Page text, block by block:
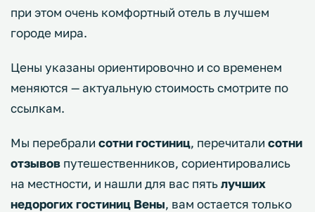
при этом очень комфортный отель в лучшем
городе мира.
Цены указаны ориентировочно и со временем
меняются — актуальную стоимость смотрите по
ссылкам.
Мы перебрали сотни гостиниц, перечитали сотни
отзывов путешественников, сориентировались
на местности, и нашли для вас пятьлучших
недорогих гостиниц Вены, вам остается только